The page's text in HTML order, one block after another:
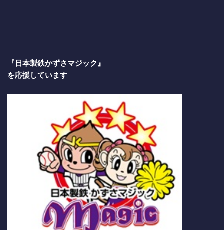
『日本製鉄かずさマジック』
を応援しています